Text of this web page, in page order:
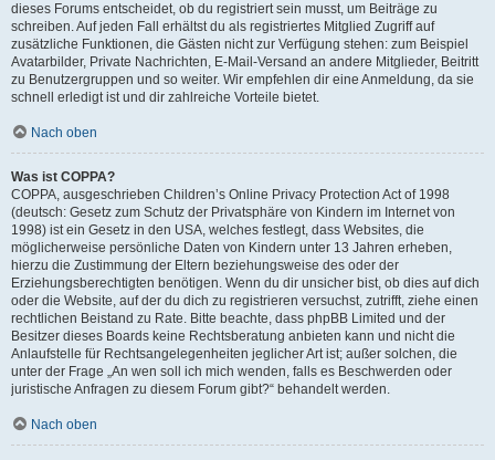
dieses Forums entscheidet, ob du registriert sein musst, um Beiträge zu
schreiben. Auf jeden Fall erhältst du als registriertes Mitglied Zugriff auf
zusätzliche Funktionen, die Gästen nicht zur Verfügung stehen: zum Beispiel
Avatarbilder, Private Nachrichten, E-Mail-Versand an andere Mitglieder, Beitritt
zu Benutzergruppen und so weiter. Wir empfehlen dir eine Anmeldung, da sie
schnell erledigt ist und dir zahlreiche Vorteile bietet.
Nach oben
Was ist COPPA?
COPPA, ausgeschrieben Children’s Online Privacy Protection Act of 1998
(deutsch: Gesetz zum Schutz der Privatsphäre von Kindern im Internet von
1998) ist ein Gesetz in den USA, welches festlegt, dass Websites, die
möglicherweise persönliche Daten von Kindern unter 13 Jahren erheben,
hierzu die Zustimmung der Eltern beziehungsweise des oder der
Erziehungsberechtigten benötigen. Wenn du dir unsicher bist, ob dies auf dich
oder die Website, auf der du dich zu registrieren versuchst, zutrifft, ziehe einen
rechtlichen Beistand zu Rate. Bitte beachte, dass phpBB Limited und der
Besitzer dieses Boards keine Rechtsberatung anbieten kann und nicht die
Anlaufstelle für Rechtsangelegenheiten jeglicher Art ist; außer solchen, die
unter der Frage „An wen soll ich mich wenden, falls es Beschwerden oder
juristische Anfragen zu diesem Forum gibt?“ behandelt werden.
Nach oben